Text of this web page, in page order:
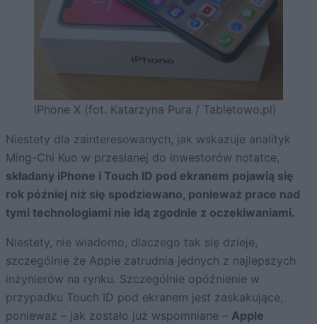
iPhone X (fot. Katarzyna Pura / Tabletowo.pl)
Niestety dla zainteresowanych, jak wskazuje analityk
Ming-Chi Kuo w przesłanej do inwestorów notatce,
składany iPhone i Touch ID pod ekranem pojawią się
rok później niż się spodziewano, ponieważ prace nad
tymi technologiami nie idą zgodnie z oczekiwaniami.
Niestety, nie wiadomo, dlaczego tak się dzieje,
szczególnie że Apple zatrudnia jednych z najlepszych
inżynierów na rynku. Szczególnie opóźnienie w
przypadku Touch ID pod ekranem jest zaskakujące,
ponieważ – jak zostało już wspomniane – Apple